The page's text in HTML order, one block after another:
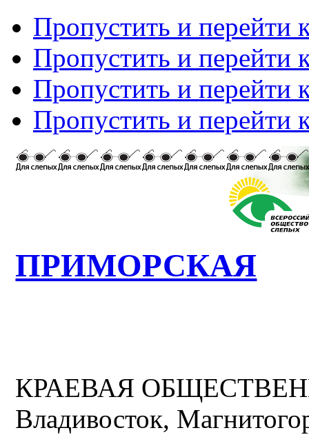
Пропустить и перейти
Пропустить и перейти
Пропустить и перейти
Пропустить и перейти
ПРИМОРСКАЯ
КРАЕВАЯ
Владивосток,